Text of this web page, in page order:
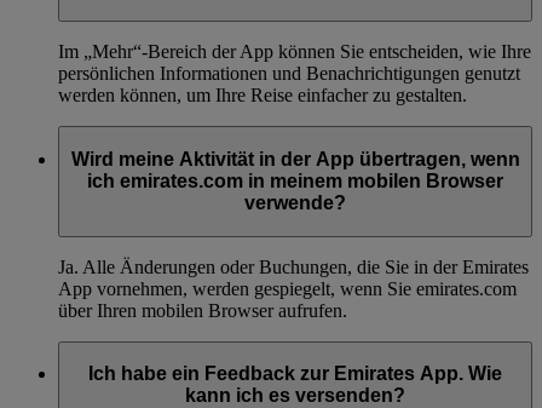
Im „Mehr“-Bereich der App können Sie entscheiden, wie Ihre
persönlichen Informationen und Benachrichtigungen genutzt
werden können, um Ihre Reise einfacher zu gestalten.
Wird meine Aktivität in der App übertragen, wenn
ich emirates.com in meinem mobilen Browser
verwende?
Ja. Alle Änderungen oder Buchungen, die Sie in der Emirates
App vornehmen, werden gespiegelt, wenn Sie emirates.com
über Ihren mobilen Browser aufrufen.
Ich habe ein Feedback zur Emirates App. Wie
kann ich es versenden?